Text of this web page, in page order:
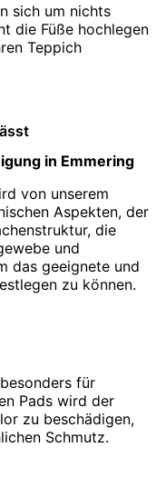
sich um nichts
die Füße hochlegen
Teppich
in Emmering
von unserem
Aspekten, der
die
und
das geeignete und
zu können.
für
Pads wird der
zu beschädigen,
Schmutz.